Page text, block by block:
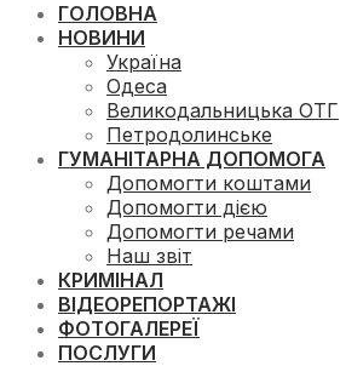
ГОЛОВНА
НОВИНИ
Україна
Одеса
Великодальницька ОТГ
Петродолинське
ГУМАНІТАРНА ДОПОМОГА
Допомогти коштами
Допомогти дією
Допомогти речами
Наш звіт
КРИМІНАЛ
ВІДЕОРЕПОРТАЖІ
ФОТОГАЛЕРЕЇ
ПОСЛУГИ